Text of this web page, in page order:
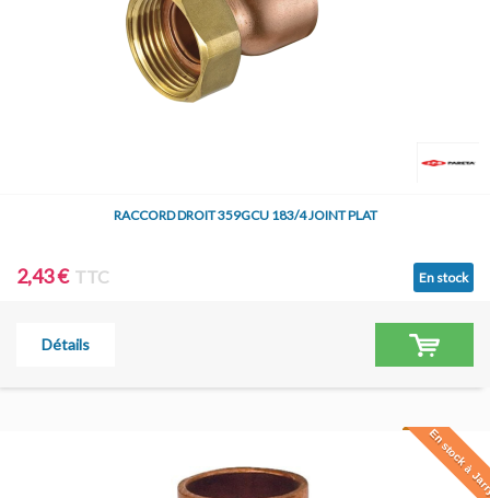
RACCORD DROIT 359GCU 183/4 JOINT PLAT
2,43 € TTC En stock
Détails
En stock à